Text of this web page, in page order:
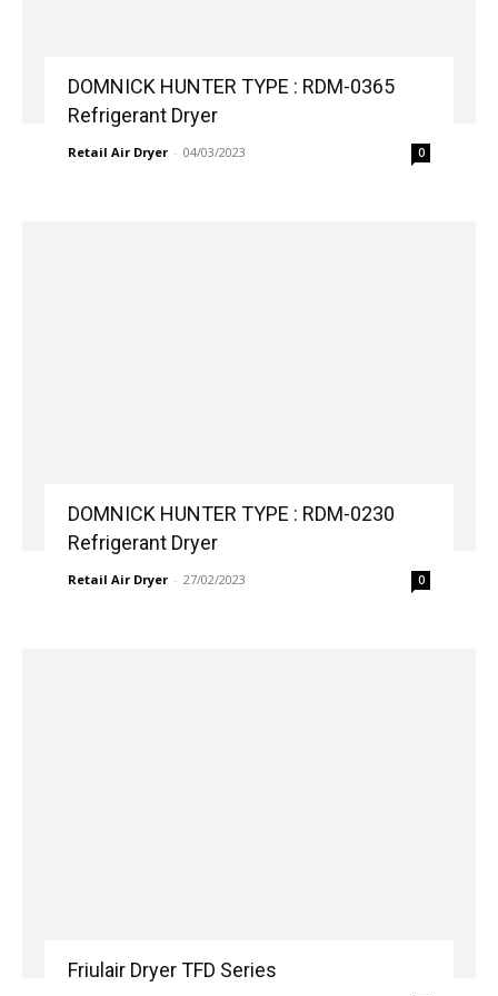
DOMNICK HUNTER TYPE : RDM-0365
Refrigerant Dryer
Retail Air Dryer - 04/03/2023 0
DOMNICK HUNTER TYPE : RDM-0230
Refrigerant Dryer
Retail Air Dryer - 27/02/2023 0
Friulair Dryer TFD Series